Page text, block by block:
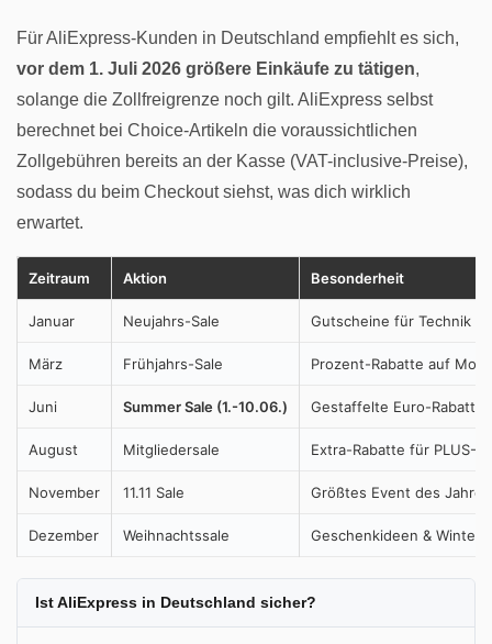
Für AliExpress-Kunden in Deutschland empfiehlt es sich,
vor dem 1. Juli 2026 größere Einkäufe zu tätigen,
solange die Zollfreigrenze noch gilt. AliExpress selbst
berechnet bei Choice-Artikeln die voraussichtlichen
Zollgebühren bereits an der Kasse (VAT-inclusive-Preise),
sodass du beim Checkout siehst, was dich wirklich
erwartet.
Zeitraum Aktion Besonderheit
Januar Neujahrs-Sale Gutscheine für Technik &
März Frühjahrs-Sale Prozent-Rabatte auf
Juni Summer Sale (1.-10.06.) Gestaffelte Euro-
August Mitgliedersale Extra-Rabatte für PLUS-
November 11.11 Sale Größtes Event des
Dezember Weihnachtssale Geschenkideen &
Ist AliExpress in Deutschland sicher?